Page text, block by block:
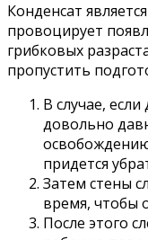
Конденсат
провоцирует
грибковых
пропустить
В случае,
довольно
придется
Затем стены
время, чтобы
После этого